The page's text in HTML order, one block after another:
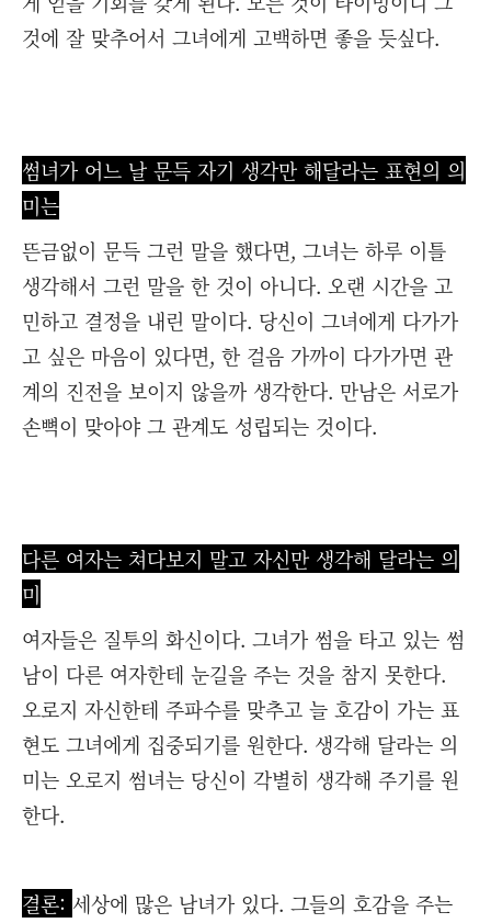
것에 잘 맞추어서 그녀에게 고백하면 좋을 듯싶다.
썸녀가 어느 날 문득 자기 생각만 해달라는 표현의 의
미는
뜬금없이 문득 그런 말을 했다면, 그녀는 하루 이틀
생각해서 그런 말을 한 것이 아니다. 오랜 시간을 고
민하고 결정을 내린 말이다. 당신이 그녀에게 다가가
고 싶은 마음이 있다면, 한 걸음 가까이 다가가면 관
계의 진전을 보이지 않을까 생각한다. 만남은 서로가
손뼉이 맞아야 그 관계도 성립되는 것이다.
다른 여자는 쳐다보지 말고 자신만 생각해 달라는 의
미
여자들은 질투의 화신이다. 그녀가 썸을 타고 있는 썸
남이 다른 여자한테 눈길을 주는 것을 참지 못한다.
오로지 자신한테 주파수를 맞추고 늘 호감이 가는 표
현도 그녀에게 집중되기를 원한다. 생각해 달라는 의
미는 오로지 썸녀는 당신이 각별히 생각해 주기를 원
한다.
결론: 세상에 많은 남녀가 있다. 그들의 호감을 주는